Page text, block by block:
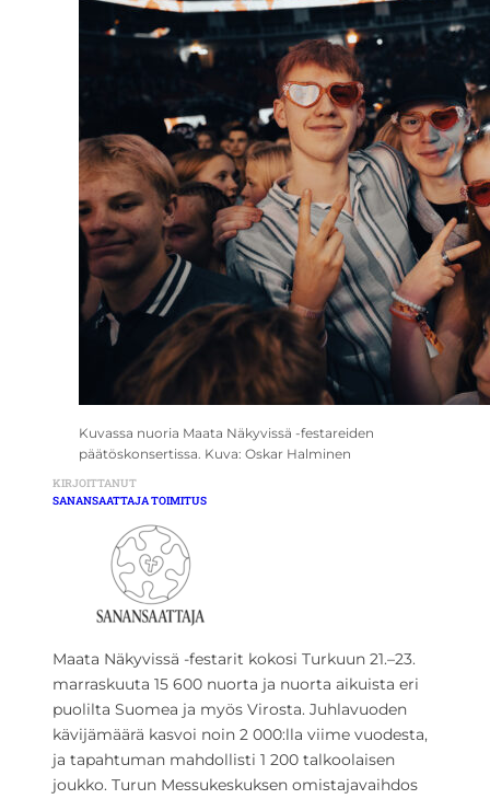
Kuvassa nuoria Maata Näkyvissä -festareiden
päätöskonsertissa. Kuva: Oskar Halminen
KIRJOITTANUT
SANANSAATTAJA TOIMITUS
Maata Näkyvissä -festarit kokosi Turkuun 21.–23.
marraskuuta 15 600 nuorta ja nuorta aikuista eri
puolilta Suomea ja myös Virosta. Juhlavuoden
kävijämäärä kasvoi noin 2 000:lla viime vuodesta,
ja tapahtuman mahdollisti 1 200 talkoolaisen
joukko. Turun Messukeskuksen omistajavaihdos